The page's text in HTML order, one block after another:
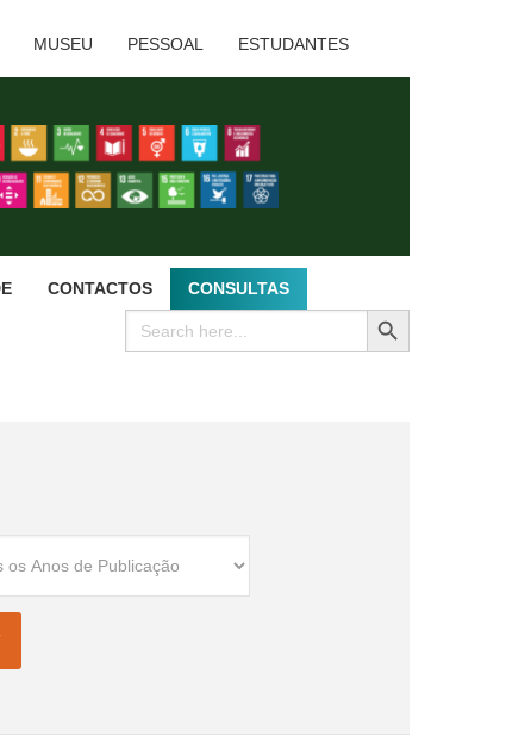
MUSEU PESSOAL ESTUDANTES
CONTACTOS CONSULTAS
Search
for:
SEARCH BUTTON